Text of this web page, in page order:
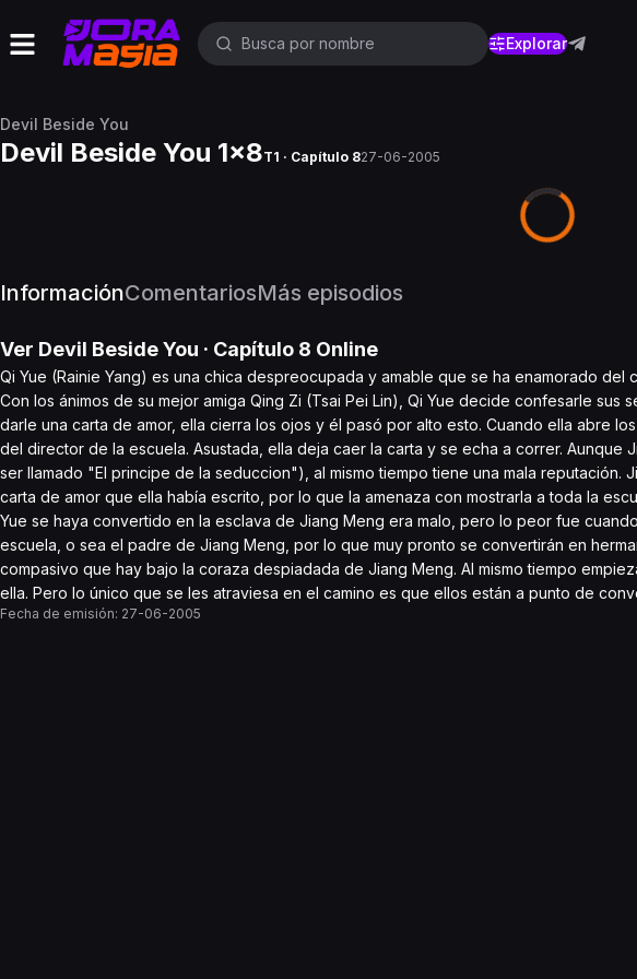
Explorar
Devil Beside You
Devil Beside You 1x8T1 · Capítulo 827-06-2005
InformaciónComentariosMás episodios
Ver Devil Beside You · Capítulo 8 Online
Qi Yue (Rainie Yang) es una chica despreocupada y amable que se ha enamorado
Con los ánimos de su mejor amiga Qing Zi (Tsai Pei Lin), Qi Yue decide confesarle sus
darle una carta de amor, ella cierra los ojos y él pasó por alto esto. Cuando ella abre
del director de la escuela. Asustada, ella deja caer la carta y se echa a correr.
ser llamado "El principe de la seduccion"), al mismo tiempo tiene una mala reputación.
carta de amor que ella había escrito, por lo que la amenaza con mostrarla a toda la
Yue se haya convertido en la esclava de Jiang Meng era malo, pero lo peor fue
escuela, o sea el padre de Jiang Meng, por lo que muy pronto se convertirán en
compasivo que hay bajo la coraza despiadada de Jiang Meng. Al mismo tiempo
ella. Pero lo único que se les atraviesa en el camino es que ellos están a punto de
Fecha de emisión: 27-06-2005